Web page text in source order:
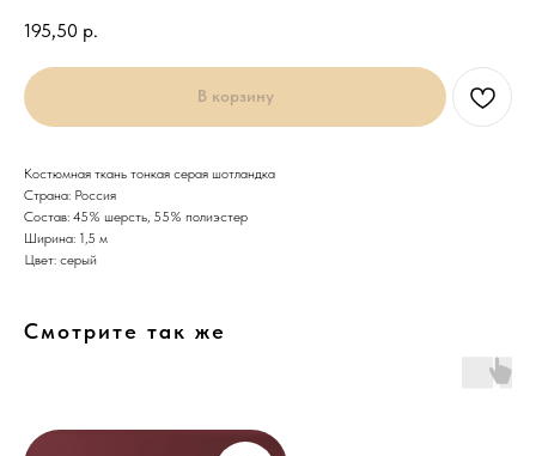
195,50 р.
В корзину
Костюмная ткань тонкая серая шотландка
Страна: Россия
Состав: 45% шерсть, 55% полиэстер
Ширина: 1,5 м
Цвет: серый
Смотрите так же